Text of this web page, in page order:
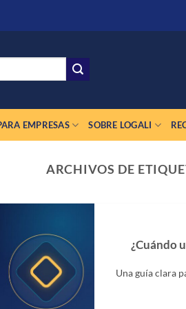
EMPRESAS SOBRE LOGALI
ARCHIVOS DE
¿Cuándo
Una guía clara